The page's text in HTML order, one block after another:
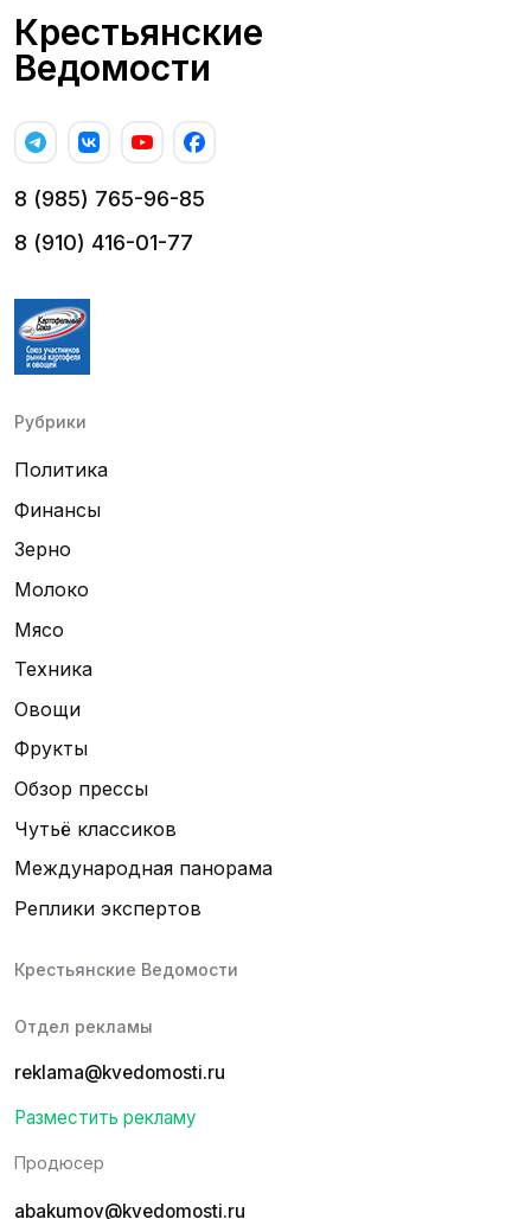
Крестьянские
Ведомости
8 (985) 765-96-85
8 (910) 416-01-77
Рубрики
Политика
Финансы
Зерно
Молоко
Мясо
Техника
Овощи
Фрукты
Обзор прессы
Чутьё классиков
Международная панорама
Реплики экспертов
Крестьянские Ведомости
Отдел рекламы
reklama@kvedomosti.ru
Разместить рекламу
Продюсер
abakumov@kvedomosti.ru